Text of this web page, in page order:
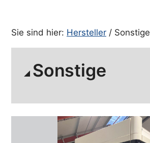
Sie sind hier: Hersteller / Sonstige
Sonstige